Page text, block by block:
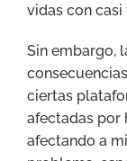
vidas con
Sin embargo,
ciertas
afectadas por
afectando a